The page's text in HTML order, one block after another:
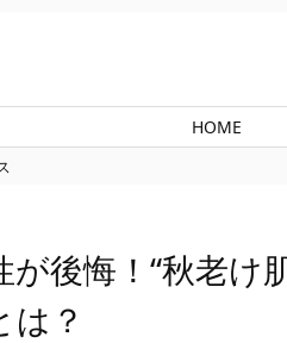
HOME
が後悔！“秋老
は？